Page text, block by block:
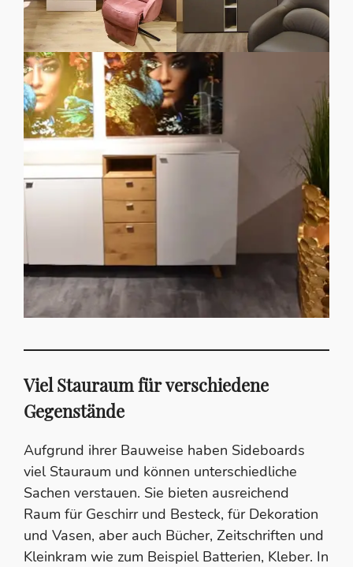
Viel Stauraum für verschiedene
Gegenstände
Aufgrund ihrer Bauweise haben Sideboards
viel Stauraum und können unterschiedliche
Sachen verstauen. Sie bieten ausreichend
Raum für Geschirr und Besteck, für Dekoration
und Vasen, aber auch Bücher, Zeitschriften und
Kleinkram wie zum Beispiel Batterien, Kleber. In